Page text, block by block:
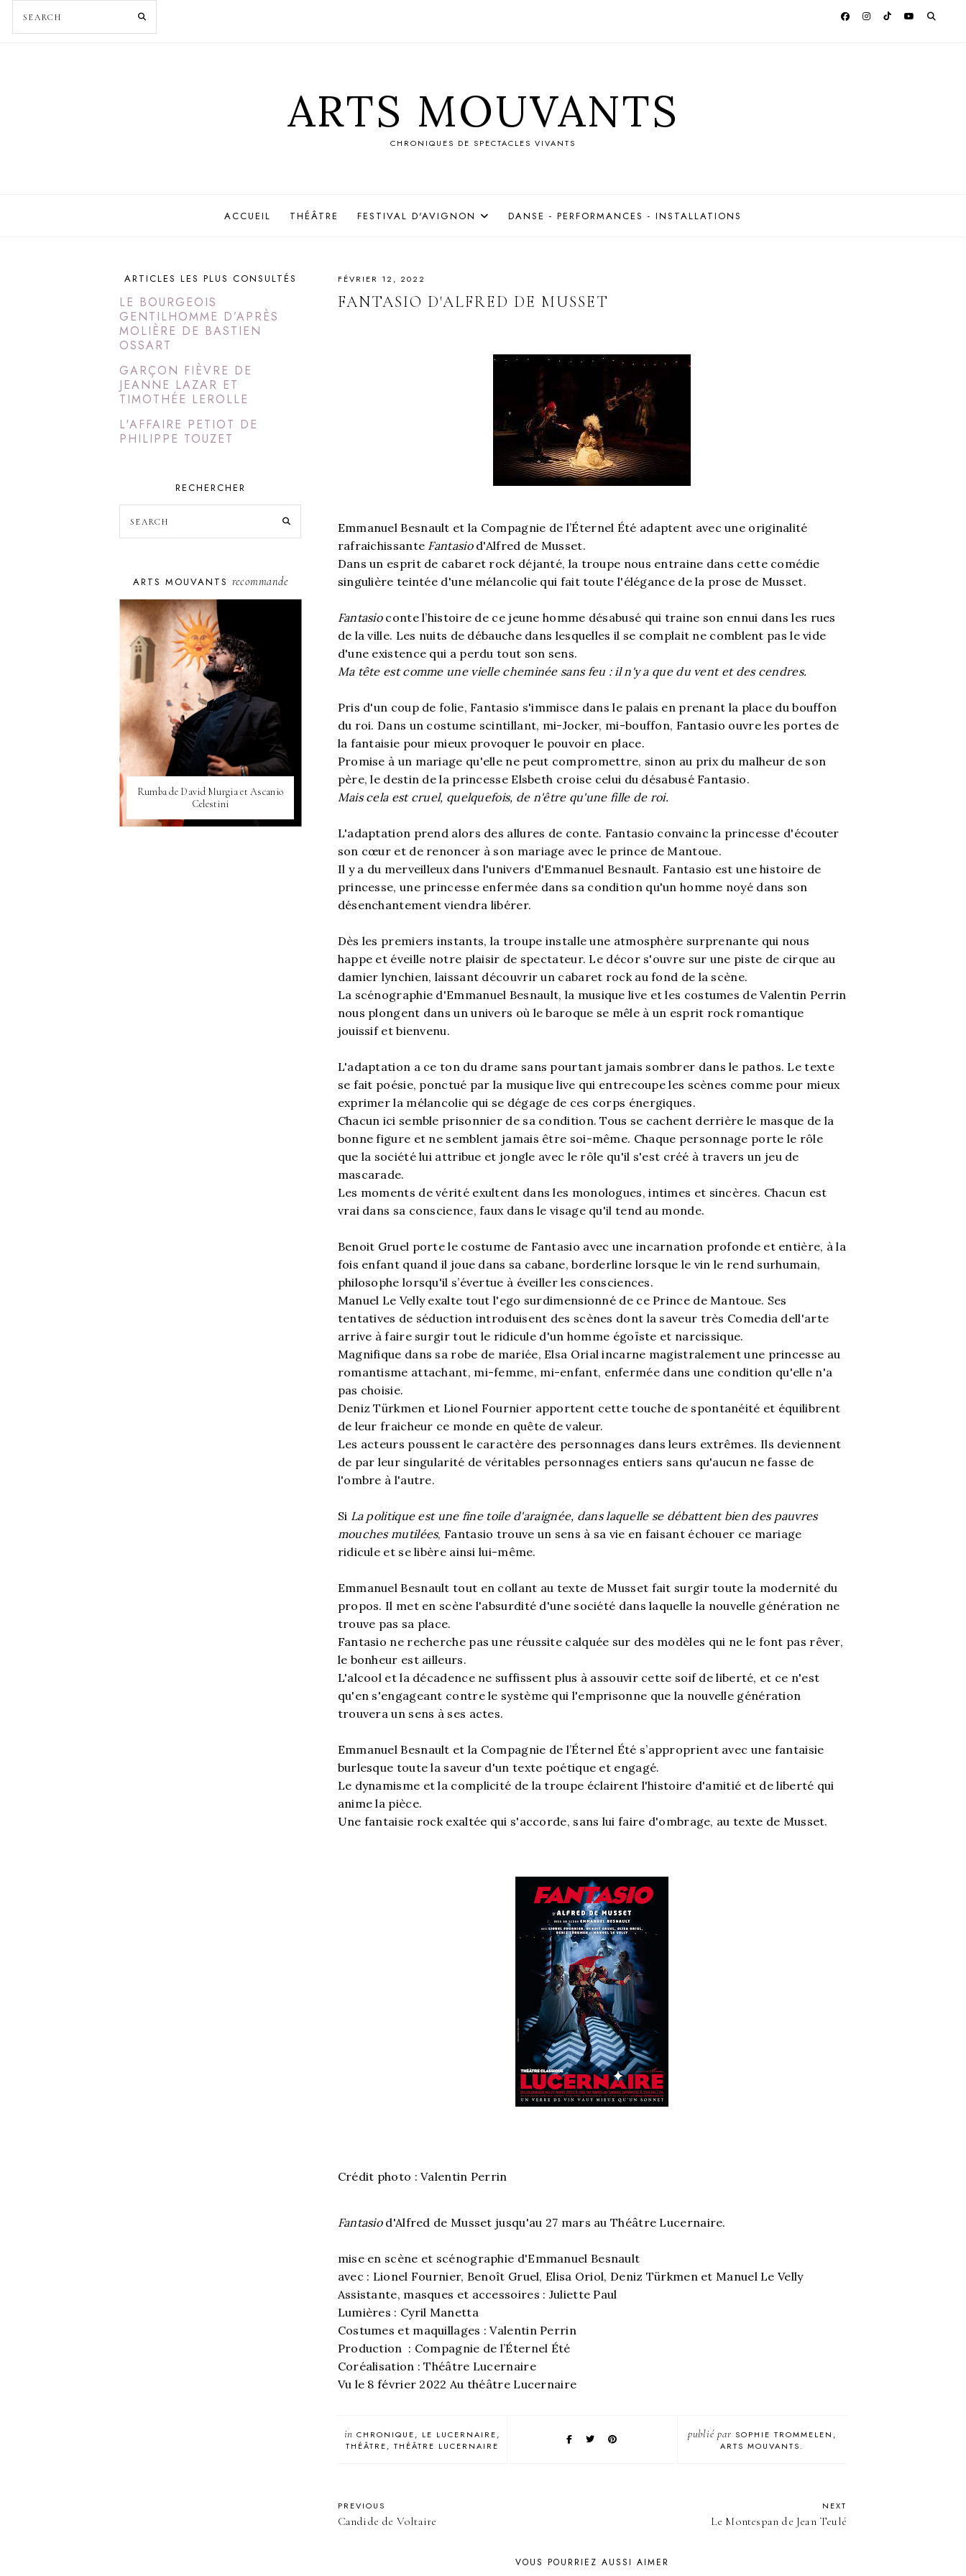
ARTS MOUVANTS
CHRONIQUES DE SPECTACLES VIVANTS
ACCUEIL THÉÂTRE FESTIVAL D'AVIGNON DANSE - PERFORMANCES - INSTALLATIONS
FÉVRIER 12, 2022
FANTASIO D'ALFRED DE MUSSET
Emmanuel Besnault et la Compagnie de l’Éternel Été adaptent avec une originalité
rafraichissante Fantasio d'Alfred de Musset.
Dans un esprit de cabaret rock déjanté, la troupe nous entraine dans cette comédie
singulière teintée d'une mélancolie qui fait toute l'élégance de la prose de Musset.
Fantasio conte l’histoire de ce jeune homme désabusé qui traine son ennui dans les rues
de la ville. Les nuits de débauche dans lesquelles il se complait ne comblent pas le vide
d'une existence qui a perdu tout son sens.
Ma tête est comme une vielle cheminée sans feu : il n'y a que du vent et des cendres.
Pris d'un coup de folie, Fantasio s'immisce dans le palais en prenant la place du bouffon
du roi. Dans un costume scintillant, mi-Jocker, mi-bouffon, Fantasio ouvre les portes de
la fantaisie pour mieux provoquer le pouvoir en place.
Promise à un mariage qu'elle ne peut compromettre, sinon au prix du malheur de son
père, le destin de la princesse Elsbeth croise celui du désabusé Fantasio.
Mais cela est cruel, quelquefois, de n'être qu'une fille de roi.
L'adaptation prend alors des allures de conte. Fantasio convainc la princesse d'écouter
son cœur et de renoncer à son mariage avec le prince de Mantoue.
Il y a du merveilleux dans l'univers d'Emmanuel Besnault. Fantasio est une histoire de
princesse, une princesse enfermée dans sa condition qu'un homme noyé dans son
désenchantement viendra libérer.
Dès les premiers instants, la troupe installe une atmosphère surprenante qui nous
happe et éveille notre plaisir de spectateur. Le décor s'ouvre sur une piste de cirque au
damier lynchien, laissant découvrir un cabaret rock au fond de la scène.
La scénographie d'Emmanuel Besnault, la musique live et les costumes de Valentin Perrin
nous plongent dans un univers où le baroque se mêle à un esprit rock romantique
jouissif et bienvenu.
L'adaptation a ce ton du drame sans pourtant jamais sombrer dans le pathos. Le texte
se fait poésie, ponctué par la musique live qui entrecoupe les scènes comme pour mieux
exprimer la mélancolie qui se dégage de ces corps énergiques.
Chacun ici semble prisonnier de sa condition. Tous se cachent derrière le masque de la
bonne figure et ne semblent jamais être soi-même. Chaque personnage porte le rôle
que la société lui attribue et jongle avec le rôle qu'il s'est créé à travers un jeu de
mascarade.
Les moments de vérité exultent dans les monologues, intimes et sincères. Chacun est
vrai dans sa conscience, faux dans le visage qu'il tend au monde.
Benoit Gruel porte le costume de Fantasio avec une incarnation profonde et entière, à la
fois enfant quand il joue dans sa cabane, borderline lorsque le vin le rend surhumain,
philosophe lorsqu'il s’évertue à éveiller les consciences.
Manuel Le Velly exalte tout l'ego surdimensionné de ce Prince de Mantoue. Ses
tentatives de séduction introduisent des scènes dont la saveur très Comedia dell'arte
arrive à faire surgir tout le ridicule d'un homme égoïste et narcissique.
Magnifique dans sa robe de mariée, Elsa Orial incarne magistralement une princesse au
romantisme attachant, mi-femme, mi-enfant, enfermée dans une condition qu'elle n'a
pas choisie.
Deniz Türkmen et Lionel Fournier apportent cette touche de spontanéité et équilibrent
de leur fraicheur ce monde en quête de valeur.
Les acteurs poussent le caractère des personnages dans leurs extrêmes. Ils deviennent
de par leur singularité de véritables personnages entiers sans qu'aucun ne fasse de
l'ombre à l'autre.
Si La politique est une fine toile d'araignée, dans laquelle se débattent bien des pauvres
mouches mutilées, Fantasio trouve un sens à sa vie en faisant échouer ce mariage
ridicule et se libère ainsi lui-même.
Emmanuel Besnault tout en collant au texte de Musset fait surgir toute la modernité du
propos. Il met en scène l'absurdité d'une société dans laquelle la nouvelle génération ne
trouve pas sa place.
Fantasio ne recherche pas une réussite calquée sur des modèles qui ne le font pas rêver,
le bonheur est ailleurs.
L'alcool et la décadence ne suffissent plus à assouvir cette soif de liberté, et ce n'est
qu'en s'engageant contre le système qui l'emprisonne que la nouvelle génération
trouvera un sens à ses actes.
Emmanuel Besnault et la Compagnie de l’Éternel Été s’approprient avec une fantaisie
burlesque toute la saveur d'un texte poétique et engagé.
Le dynamisme et la complicité de la troupe éclairent l'histoire d'amitié et de liberté qui
anime la pièce.
Une fantaisie rock exaltée qui s'accorde, sans lui faire d'ombrage, au texte de Musset.
Crédit photo : Valentin Perrin
Fantasio d'Alfred de Musset jusqu'au 27 mars au Théâtre Lucernaire.
mise en scène et scénographie d'Emmanuel Besnault
avec : Lionel Fournier, Benoît Gruel, Elisa Oriol, Deniz Türkmen et Manuel Le Velly
Assistante, masques et accessoires : Juliette Paul
Lumières : Cyril Manetta
Costumes et maquillages : Valentin Perrin
Production : Compagnie de l’Éternel Été
Coréalisation : Théâtre Lucernaire
Vu le 8 février 2022 Au théâtre Lucernaire
inCHRONIQUE
LE LUCERNAIRE
THÉÂTRE
THÉÂTRE LUCERNAIRE
publié par SOPHIE TROMMELEN,
ARTS MOUVANTS.
PREVIOUS
Candide de Voltaire
NEXT
Le Montespan de Jean Teulé
VOUS POURRIEZ AUSSI AIMER
ARTICLES LES PLUS CONSULTÉS
LE BOURGEOIS
GENTILHOMME D’APRÈS
MOLIÈRE DE BASTIEN
OSSART
GARÇON FIÈVRE DE
JEANNE LAZAR ET
TIMOTHÉE LEROLLE
L'AFFAIRE PETIOT DE
PHILIPPE TOUZET
RECHERCHER
ARTS MOUVANTS recommande
Rumba de David Murgia et Ascanio
Celestini